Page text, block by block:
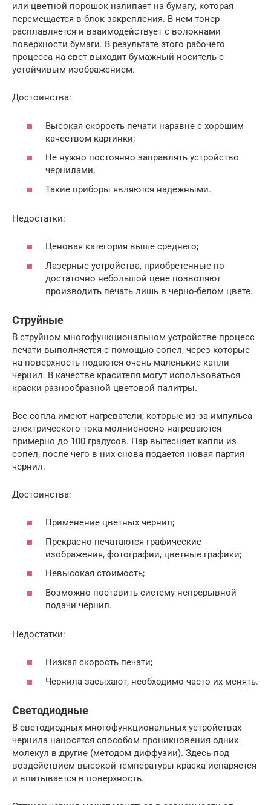
или цветной порошок налипает на бумагу, которая
перемещается в блок закрепления. В нем тонер
расплавляется и взаимодействует с волокнами
поверхности бумаги. В результате этого рабочего
процесса на свет выходит бумажный носитель с
устойчивым изображением.
Достоинства:
Высокая скорость печати наравне с хорошим
качеством картинки;
Не нужно постоянно заправлять устройство
чернилами;
Такие приборы являются надежными.
Недостатки:
Ценовая категория выше среднего;
Лазерные устройства, приобретенные по
достаточно небольшой цене позволяют
производить печать лишь в черно-белом цвете.
Струйные
В струйном многофункциональном устройстве процесс
печати выполняется с помощью сопел, через которые
на поверхность подаются очень маленькие капли
чернил. В качестве красителя могут использоваться
краски разнообразной цветовой палитры.
Все сопла имеют нагреватели, которые из-за импульса
электрического тока молниеносно нагреваются
примерно до 100 градусов. Пар вытесняет капли из
сопел, после чего в них снова подается новая партия
чернил.
Достоинства:
Применение цветных чернил;
Прекрасно печатаются графические
изображения, фотографии, цветные графики;
Невысокая стоимость;
Возможно поставить систему непрерывной
подачи чернил.
Недостатки:
Низкая скорость печати;
Чернила засыхают, необходимо часто их менять.
Светодиодные
В светодиодных многофункциональных устройствах
чернила наносятся способом проникновения одних
молекул в другие (методом диффузии). Здесь под
воздействием высокой температуры краска испаряется
и впитывается в поверхность.